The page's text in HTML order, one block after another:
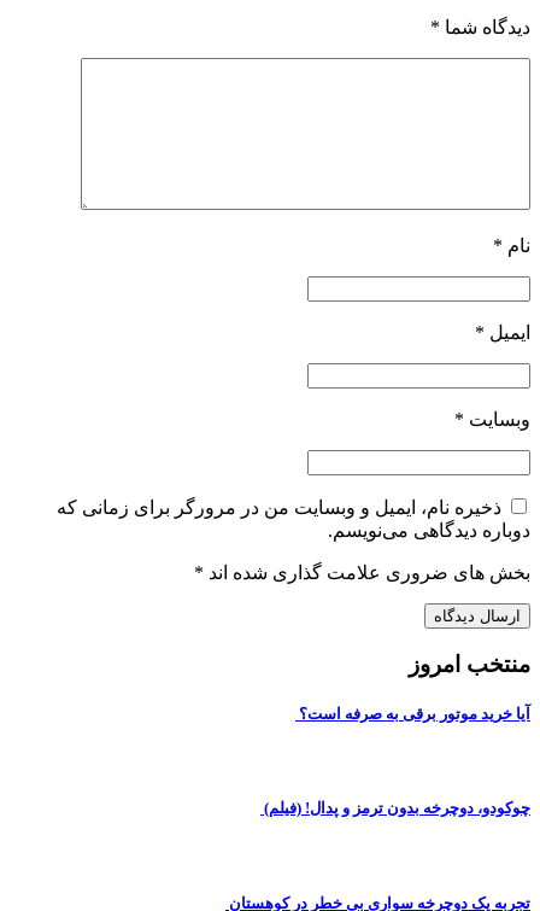
دیدگاه شما *
نام *
ایمیل *
وبسایت *
ذخیره نام، ایمیل و وبسایت من در مرورگر برای زمانی که
دوباره دیدگاهی می‌نویسم.
بخش های ضروری علامت گذاری شده اند *
منتخب امروز
آیا خرید موتور برقی به صرفه است؟
چوکودو، دوچرخه بدون ترمز و پدال! (فیلم)
تجربه یک دوچرخه سواری بی خطر در کوهستان